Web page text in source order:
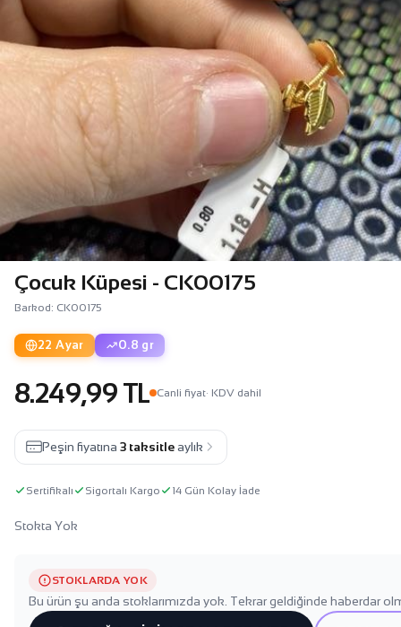
Çocuk Küpesi - CK00175
Barkod: CK00175
22 Ayar 0.8 gr
8.249,99 TL Canli fiyat· KDV dahil
Peşin fiyatına 3 taksitle aylık
Sertifikalı Sigortalı Kargo 14 Gün Kolay İade
Stokta Yok
STOKLARDA YOK
Bu ürün şu anda stoklarımızda yok. Tekrar geldiğinde haberdar